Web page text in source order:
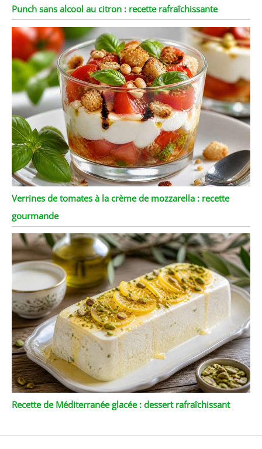
Punch sans alcool au citron : recette rafraîchissante
Verrines de tomates à la crème de mozzarella : recette
gourmande
Recette de Méditerranée glacée : dessert rafraîchissant